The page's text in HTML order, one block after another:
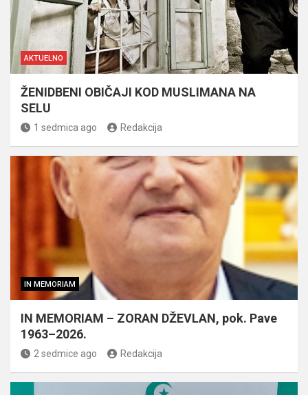
AKTUELNO
ŽENIDBENI OBIČAJI KOD MUSLIMANA NA
SELU
1 sedmica ago Redakcija
IN MEMORIAM
IN MEMORIAM – ZORAN DŽEVLAN, pok. Pave
1963–2026.
2 sedmice ago Redakcija